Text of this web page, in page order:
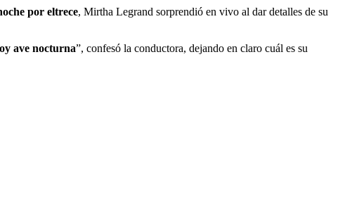
por eltrece, Mirtha Legrand sorprendió en vivo al dar detalles de su
ave nocturna”, confesó la conductora, dejando en claro cuál es su